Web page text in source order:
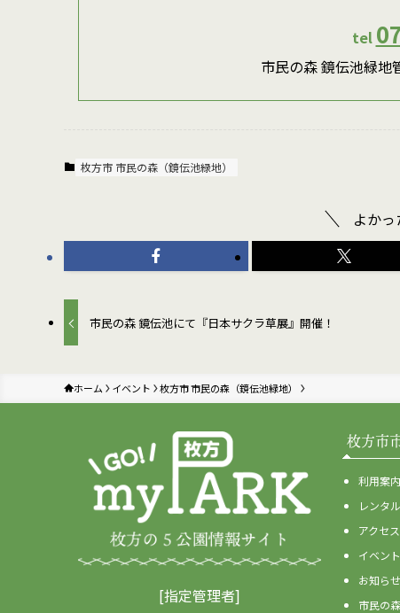
tel
市民の森 鏡伝池緑地
枚方市 市民の森（鏡伝池緑地）
よかっ
市民の森 鏡伝池にて『日本サクラ草展』開催！
ホーム イベント 枚方市 市民の森（鏡伝池緑地）
[指定管理者]
枚方市
利用案内
レンタ
アクセス
イベン
お知らせ
市民の